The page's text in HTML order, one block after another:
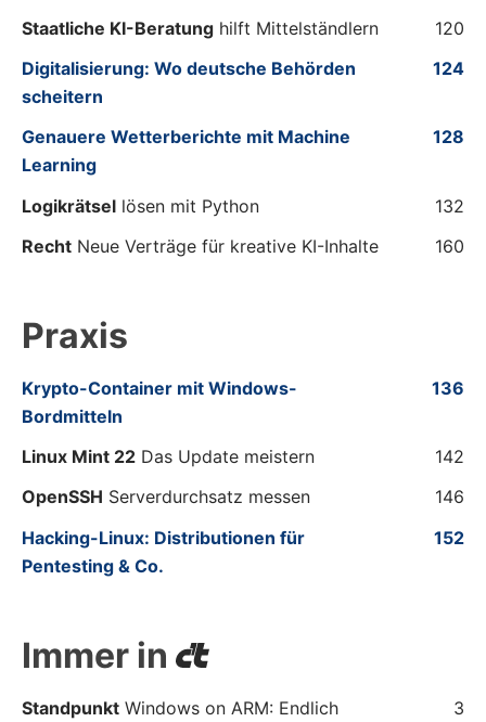
Staatliche KI-Beratung hilft Mittelständlern
120
Digitalisierung: Wo deutsche Behörden
scheitern
124
Genauere Wetterberichte mit Machine
Learning
128
Logikrätsel lösen mit Python
132
Recht Neue Verträge für kreative KI-Inhalte 160
Praxis
Krypto-Container mit Windows-
Bordmitteln
136
Linux Mint 22 Das Update meistern
142
OpenSSH Serverdurchsatz messen
146
Hacking-Linux: Distributionen für
Pentesting & Co.
152
Immer in
Standpunkt Windows on ARM: Endlich
3